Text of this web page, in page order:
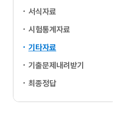
서식자료
시험통계자료
기타자료
기출문제내려받기
최종정답